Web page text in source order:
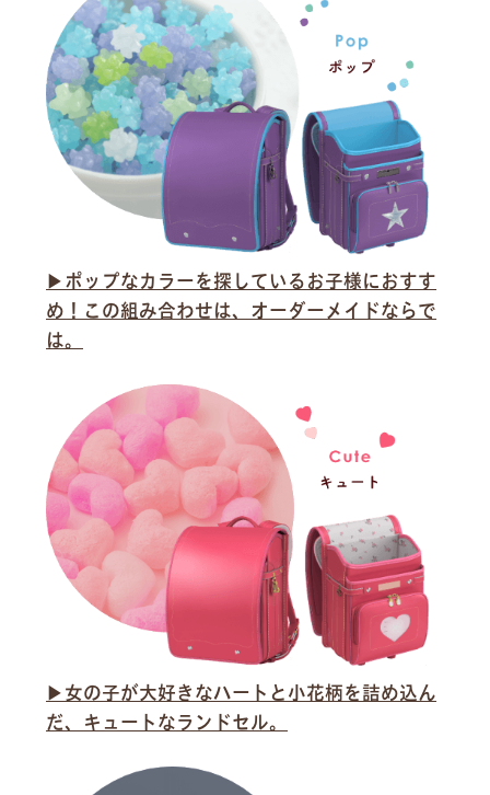
▶︎ポップなカラーを探しているお子様におすす
め！この組み合わせは、オーダーメイドならで
は。
▶︎女の子が大好きなハートと小花柄を詰め込ん
だ、キュートなランドセル。